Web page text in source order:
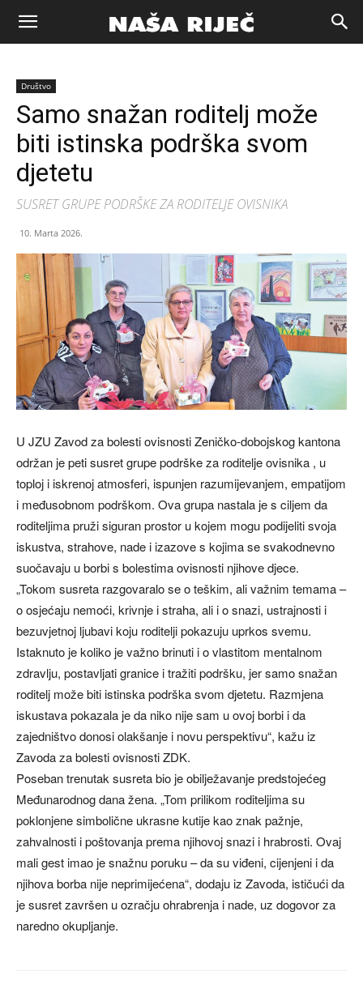
Naša
riječ
Zenica
Društvo
Samo snažan roditelj može
biti istinska podrška svom
djetetu
SUSRET GRUPE PODRŠKE ZA RODITELJE OVISNIKA
10. Marta 2026.
U JZU Zavod za bolesti ovisnosti Zeničko-dobojskog kantona
održan je peti susret grupe podrške za roditelje ovisnika , u
toploj i iskrenoj atmosferi, ispunjen razumijevanjem, empatijom
i međusobnom podrškom. Ova grupa nastala je s ciljem da
roditeljima pruži siguran prostor u kojem mogu podijeliti svoja
iskustva, strahove, nade i izazove s kojima se svakodnevno
suočavaju u borbi s bolestima ovisnosti njihove djece.
„Tokom susreta razgovaralo se o teškim, ali važnim temama –
o osjećaju nemoći, krivnje i straha, ali i o snazi, ustrajnosti i
bezuvjetnoj ljubavi koju roditelji pokazuju uprkos svemu.
Istaknuto je koliko je važno brinuti i o vlastitom mentalnom
zdravlju, postavljati granice i tražiti podršku, jer samo snažan
roditelj može biti istinska podrška svom djetetu. Razmjena
iskustava pokazala je da niko nije sam u ovoj borbi i da
zajedništvo donosi olakšanje i novu perspektivu“, kažu iz
Zavoda za bolesti ovisnosti ZDK.
Poseban trenutak susreta bio je obilježavanje predstojećeg
Međunarodnog dana žena. „Tom prilikom roditeljima su
poklonjene simbolične ukrasne kutije kao znak pažnje,
zahvalnosti i poštovanja prema njihovoj snazi i hrabrosti. Ovaj
mali gest imao je snažnu poruku – da su viđeni, cijenjeni i da
njihova borba nije neprimijećena“, dodaju iz Zavoda, ističući da
je susret završen u ozračju ohrabrenja i nade, uz dogovor za
naredno okupljanje.